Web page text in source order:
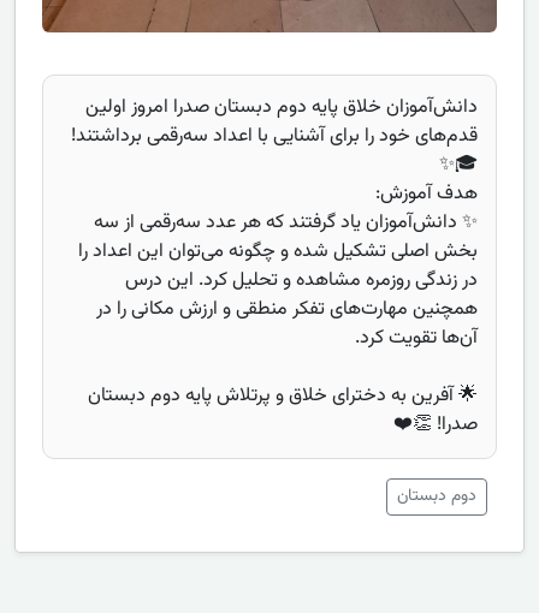
دانش‌آموزان خلاق پایه دوم دبستان صدرا امروز اولین
قدم‌های خود را برای آشنایی با اعداد سه‌رقمی برداشتند!
🎓✨
هدف آموزش:
✨ دانش‌آموزان یاد گرفتند که هر عدد سه‌رقمی از سه
بخش اصلی تشکیل شده و چگونه می‌توان این اعداد را
در زندگی روزمره مشاهده و تحلیل کرد. این درس
همچنین مهارت‌های تفکر منطقی و ارزش مکانی را در
آن‌ها تقویت کرد.
🌟 آفرین به دخترای خلاق و پرتلاش پایه دوم دبستان
صدرا! 👏❤️
دوم دبستان